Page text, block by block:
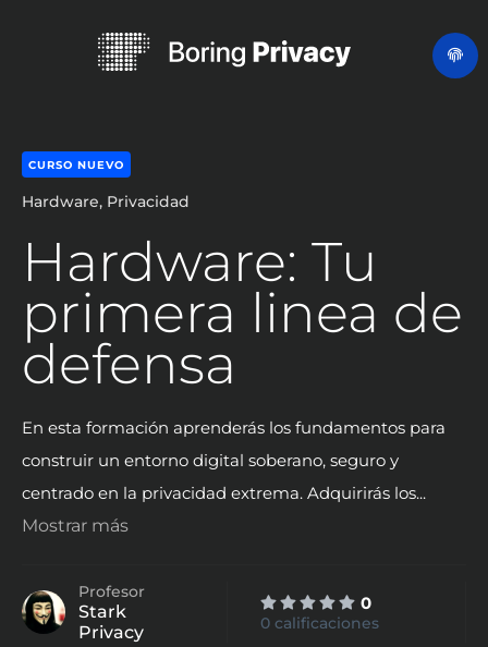
Hardware, Privacidad
CURSO NUEVO
Hardware: Tu
primera linea de
defensa
En esta formación aprenderás los fundamentos para
construir un entorno digital soberano, seguro y
centrado en la privacidad extrema. Adquirirás los...
Mostrar más
Profesor
Stark
Privacy
0
0 calificaciones